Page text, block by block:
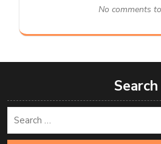
No comments
Search